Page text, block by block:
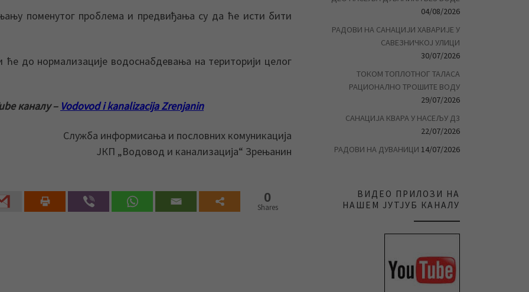
поменутог проблема и предвиђања су да ће исти бити
до нормализације водоснабдевања на територији целог
каналу – Vodovod i kanalizacija Zrenjanin
Служба информисања и пословних комуникација
ЈКП „Водовод и канализација“ Зрењанин
0
Shares
04/08/2026
РАДОВИ НА САНАЦИЈИ ХАВАРИЈЕ У
САВЕЗНИЧКОЈ УЛИЦИ
30/07/2026
ТОКОМ ТОПЛОТНОГ ТАЛАСА
РАЦИОНАЛНО ТРОШИТЕ ВОДУ
29/07/2026
САНАЦИЈА КВАРА У НАСЕЉУ Д3
22/07/2026
РАДОВИ НА ДУВАНИЦИ 14/07/2026
ВИДЕО ПРИЛОЗИ НА
НАШЕМ ЈУТЈУБ КАНАЛУ